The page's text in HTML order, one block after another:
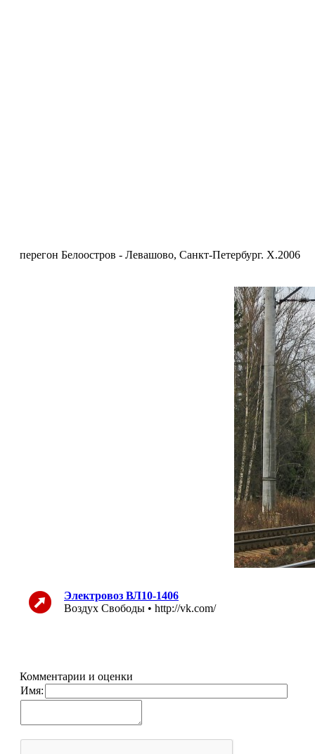
перегон Белоостров - Левашово, Санкт-Петербург. X.2006
Электровоз ВЛ10-1406
Воздух Свободы • http://vk.com/
Комментарии и оценки
Имя: